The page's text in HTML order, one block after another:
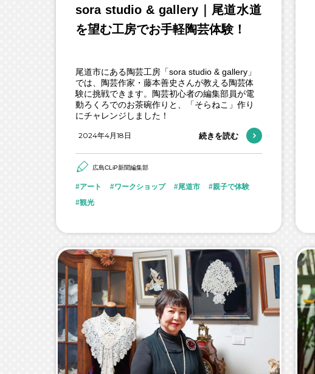
sora studio & gallery｜尾道水道
を望む工房でお手軽陶芸体験！
尾道市にある陶芸工房「sora studio & gallery」
では、陶芸作家・藤本善史さんが教える陶芸体
験に挑戦できます。陶芸初心者の編集部員が電
動ろくろでのお茶碗作りと、「そらねこ」作り
にチャレンジしました！
2024年4月18日 続きを読む
広島CLiP新聞編集部
アート ワークショップ 尾道市
親子で体験
観光